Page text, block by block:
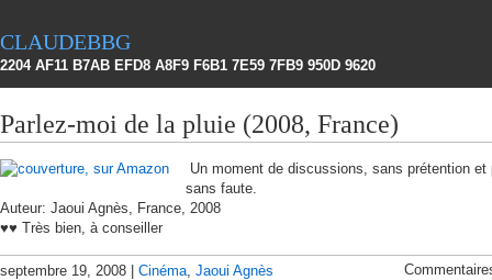
claudebbg
2204 AF11 B7AB EFD8 A8F9 F6B1 7E59 7FB9 950D 9620
Parlez-moi de la pluie (2008, France)
Un moment de discussions, sans prétention et
sans faute.
Auteur: Jaoui Agnès, France, 2008
♥♥ Très bien, à conseiller
septembre 19, 2008 | Cinéma, Jaoui Agnès